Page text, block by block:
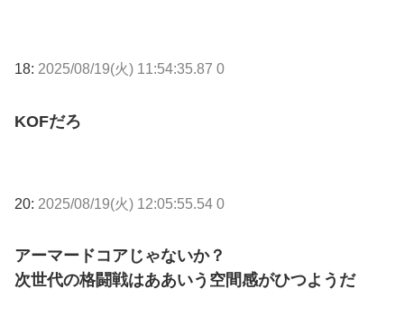
18: 2025/08/19(火) 11:54:35.87 0
KOFだろ
20: 2025/08/19(火) 12:05:55.54 0
アーマードコアじゃないか？
次世代の格闘戦はああいう空間感がひつようだ